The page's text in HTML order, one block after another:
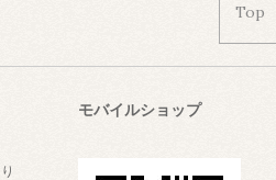
Top
モバイルショップ